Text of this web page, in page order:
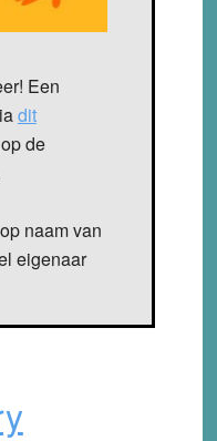
Een
dit
de
naam van
eigenaar